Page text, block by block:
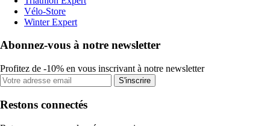
Vélo-Store
Winter Expert
Abonnez-vous à notre newsletter
Profitez de -10% en vous inscrivant à notre newsletter
S'inscrire
Restons connectés